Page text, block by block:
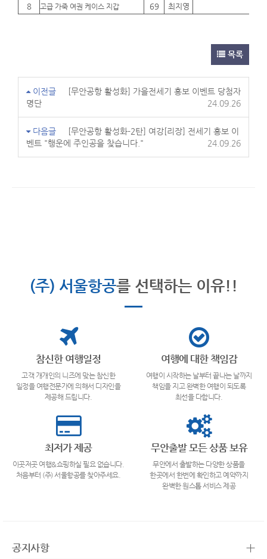
8
고급 가죽 여권 케이스 지갑 69 최지영
목록
이전글
[무안공항 활성화] 가을전세기 홍보 이벤트 당첨자
명단
24.09.26
다음글
[무안공항 활성화-2탄] 여강[리장] 전세기 홍보 이
벤트 "행운에 주인공을 찾습니다."
24.09.26
(주) 서울항공를 선택하는 이유!!
참신한 여행일정
고객 개개인의 니즈에 맞는 참신한
일정을 여행전문가에 의해서 디자인을
제공해 드립니다.
여행에 대한 책임감
여행이 시작하는 날부터 끝나는 날까지
책임을 지고 완벽한 여행이 되도록
최선을 다합니다.
최저가 제공
이곳저곳 여행&쇼핑하실 필요 없습니다.
처음부터 (주) 서울항공를 찾아주세요.
무안출발 모든 상품 보유
무안에서 출발하는 다양한 상품을
한곳에서 한번에 확인하고 예약까지
완벽한 원스톱 서비스 제공
공지사항 +